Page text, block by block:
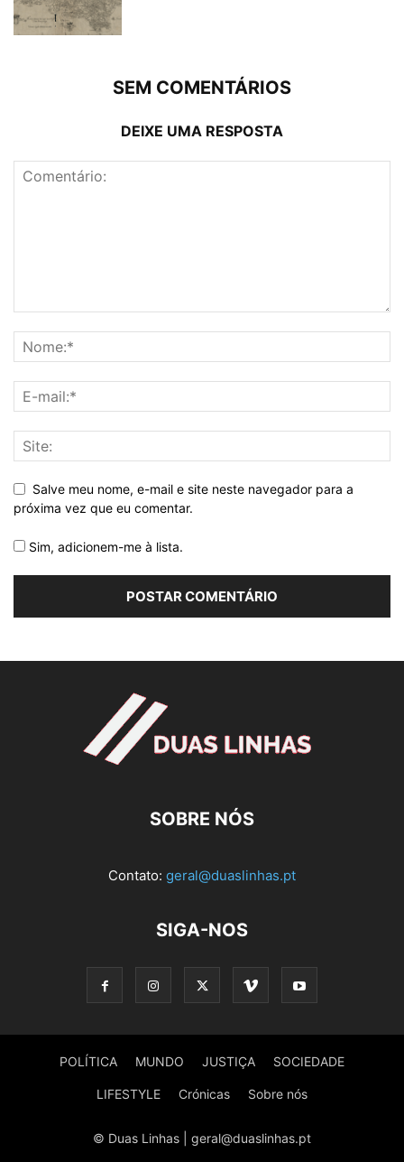
SEM COMENTÁRIOS
DEIXE UMA RESPOSTA
Salve meu nome, e-mail e site neste navegador para a
próxima vez que eu comentar.
Sim, adicionem-me à lista.
SOBRE NÓS
Contato: geral@duaslinhas.pt
SIGA-NOS
POLÍTICA MUNDO JUSTIÇA SOCIEDADE
LIFESTYLE Crónicas Sobre nós
© Duas Linhas | geral@duaslinhas.pt